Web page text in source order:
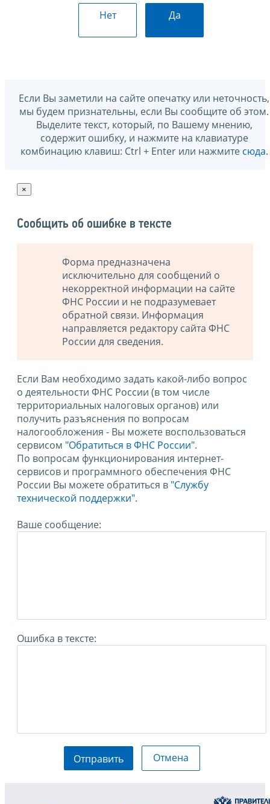
Нет Да
Если Вы заметили на сайте опечатку или неточность,
мы будем признательны, если Вы сообщите об этом.
Выделите текст, который, по Вашему мнению,
содержит ошибку, и нажмите на клавиатуре
комбинацию клавиш: Ctrl + Enter или нажмите сюда.
×
Сообщить об ошибке в тексте
Форма предназначена
исключительно для сообщений о
некорректной информации на сайте
ФНС России и не подразумевает
обратной связи. Информация
направляется редактору сайта ФНС
России для сведения.
Если Вам необходимо задать какой-либо вопрос
о деятельности ФНС России (в том числе
территориальных налоговых органов) или
получить разъяснения по вопросам
налогообложения - Вы можете воспользоваться
сервисом "Обратиться в ФНС России".
По вопросам функционирования интернет-
сервисов и программного обеспечения ФНС
России Вы можете обратиться в "Службу
технической поддержки".
Ваше сообщение:
Ошибка в тексте:
Отправить Отмена